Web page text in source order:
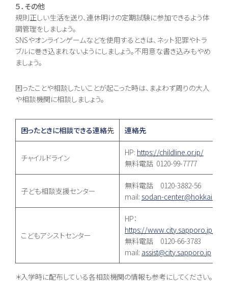
５．その他
規則正しい生活を送り、連休明けの定期試験に参加できるよう体
調管理をしましょう。
SNSやオンラインゲームなどを使用するときは、ネット犯罪やトラ
ブルに巻き込まれないようにしましょう。不用意な書き込みもやめ
ましょう。
困ったことや相談したいことが起こった時は、まよわず周りの大人
や相談機関に相談しましょう。
困ったときに相談できる連絡先 連絡先
チャイルドライン
HP: https://childline.or.jp/
無料電話 0120-99-7777
子ども相談支援センター
無料電話 0120-3882-56
mail: sodan-center@hokkaido-
こどもアシストセンター
HP：
https://www.city.sapporo.jp/
無料電話 0120-66-3783
mail: assist@city.sapporo.jp
＊入学時に配布している各相談機関の情報も参考にしてください。